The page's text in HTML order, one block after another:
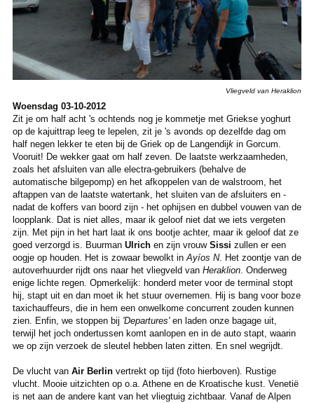
Vliegveld van Heraklion
Woensdag 03-10-2012
Zit je om half acht 's ochtends nog je kommetje met Griekse yoghurt
op de kajuittrap leeg te lepelen, zit je 's avonds op dezelfde dag om
half negen lekker te eten bij de Griek op de Langendijkin Gorcum.
Vooruit! De wekker gaat om half zeven. De laatste werkzaamheden,
zoals het afsluiten van alle electra-gebruikers (behalve de
automatische bilgepomp) en het afkoppelen van de walstroom, het
aftappen van de laatste watertank, het sluiten van de afsluiters en -
nadat de koffers van boord zijn - het ophijsen en dubbel vouwen van de
loopplank. Dat is niet alles, maar ik geloof niet dat we iets vergeten
zijn. Met pijn in het hart laat ik ons bootje achter, maar ik geloof dat ze
goed verzorgd is. Buurman Ulrichen zijn vrouw Sissi zullen er een
oogje op houden. Het is zowaar bewolkt inAyíos N. Het zoontje van de
autoverhuurder rijdt ons naar het vliegveld van Heraklion. Onderweg
enige lichte regen. Opmerkelijk: honderd meter voor de terminal stopt
hij, stapt uit en dan moet ik het stuur overnemen. Hij is bang voor boze
taxichauffeurs, die in hem een onwelkome concurrent zouden kunnen
zien. Enfin, we stoppen bij 'Departures'en laden onze bagage uit,
terwijl het joch ondertussen komt aanlopen en in de auto stapt, waarin
we op zijn verzoek de sleutel hebben laten zitten. En snel wegrijdt.
De vlucht van Air Berlinvertrekt op tijd (foto hierboven). Rustige
vlucht. Mooie uitzichten op o.a. Athene en de Kroatische kust. Venetië
is net aan de andere kant van het vliegtuig zichtbaar. Vanaf de Alpen